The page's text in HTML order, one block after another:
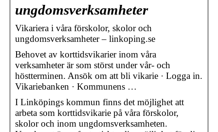
ungdomsverksamheter
Vikariera i våra förskolor, skolor och
ungdomsverksamheter – linkoping.se
Behovet av korttidsvikarier inom våra
verksamheter är som störst under vår- och
höstterminen. Ansök om att bli vikarie · Logga in.
Vikariebanken · Kommunens …
I Linköpings kommun finns det möjlighet att
arbeta som korttidsvikarie på våra förskolor,
skolor och inom ungdomsverksamheten.